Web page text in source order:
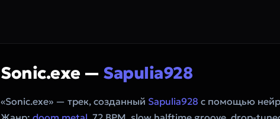
Sonic.exe — Sapulia928
«Sonic.exe» — трек, созданный Sapulia928 с помощью